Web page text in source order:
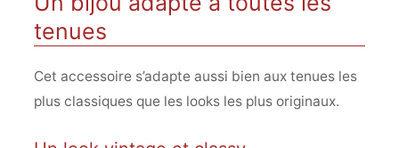
tenues
Cet accessoire s’adapte aussi bien aux tenues les
plus classiques que les looks les plus originaux.